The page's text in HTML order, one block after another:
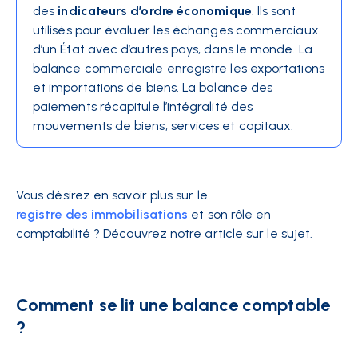
des indicateurs d’ordre économique. Ils sont
utilisés pour évaluer les échanges commerciaux
d’un État avec d’autres pays, dans le monde. La
balance commerciale enregistre les exportations
et importations de biens. La balance des
paiements récapitule l’intégralité des
mouvements de biens, services et capitaux.
Vous désirez en savoir plus sur le
registre des immobilisations et son rôle en
comptabilité ? Découvrez notre article sur le sujet.
Comment se lit une balance comptable
?